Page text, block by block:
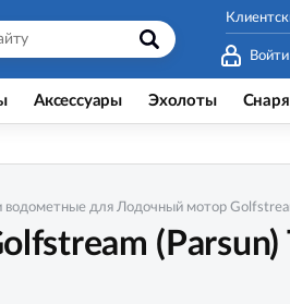
Войти
Аксессуары Эхолоты
водометные для Лодочный мотор